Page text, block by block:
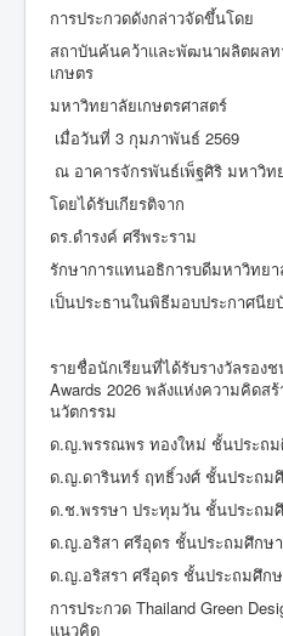
การประกวดดังกล่าวจัดขึ้นโดย
สถาบันค้นคว้าและพัฒนาผลิตผลท
เกษตร
มหาวิทยาลัยเกษตรศาสตร์
เมื่อวันที่ 3 กุมภาพันธ์ 2569
ณ อาคารจักรพันธ์เพ็ฐศิริ มหาวิท
โดยได้รับเกียรติจาก
ดร.ดำรงค์ ศรีพระราม
รักษาการแทนอธิการบดีมหาวิทยา
เป็นประธานในพิธีมอบประกาศนีย
รายชื่อนักเรียนที่ได้รับรางวัลรองช
Awards 2026 พลังแห่งความคิดส
นวัตกรรม
ด.ญ.พรรณพร ทองใหม่ ชั้นประถ
ด.ญ.ดารินทร์ ฤทธิ์วงศ์ ชั้นประถม
ด.ช.พรรษา ประทุมวัน ชั้นประถม
ด.ญ.อริสา ศรีอุดร ชั้นประถมศึกษ
ด.ญ.อริสรา ศรีอุดร ชั้นประถมศึก
การประกวด Thailand Green
แนวคิด